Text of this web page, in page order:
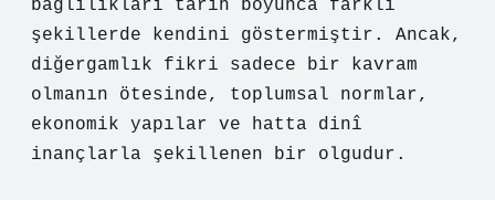
bağlılıkları tarih boyunca farklı
şekillerde kendini göstermiştir. Ancak,
diğergamlık fikri sadece bir kavram
olmanın ötesinde, toplumsal normlar,
ekonomik yapılar ve hatta dinî
inançlarla şekillenen bir olgudur.